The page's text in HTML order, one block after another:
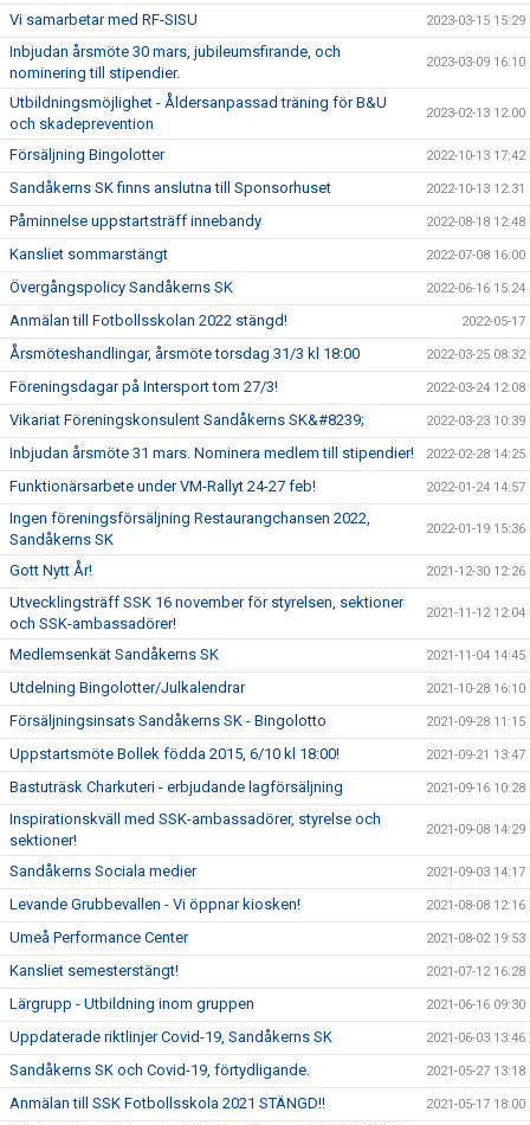
Vi samarbetar med RF-SISU 2023-03-15 15:29
Inbjudan årsmöte 30 mars, jubileumsfirande, och
nominering till stipendier.
2023-03-09 16:10
Utbildningsmöjlighet - Åldersanpassad träning för B&U
och skadeprevention
2023-02-13 12:00
Försäljning Bingolotter 2022-10-13 17:42
Sandåkerns SK finns anslutna till Sponsorhuset 2022-10-13 12:31
Påminnelse uppstartsträff innebandy 2022-08-18 12:48
Kansliet sommarstängt 2022-07-08 16:00
Övergångspolicy Sandåkerns SK 2022-06-16 15:24
Anmälan till Fotbollsskolan 2022 stängd! 2022-05-17
Årsmöteshandlingar, årsmöte torsdag 31/3 kl 18:00 2022-03-25 08:32
Föreningsdagar på Intersport tom 27/3! 2022-03-24 12:08
Vikariat Föreningskonsulent Sandåkerns SK&#8239; 2022-03-23 10:39
Inbjudan årsmöte 31 mars. Nominera medlem till stipendier! 2022-02-28 14:25
Funktionärsarbete under VM-Rallyt 24-27 feb! 2022-01-24 14:57
Ingen föreningsförsäljning Restaurangchansen 2022,
Sandåkerns SK
2022-01-19 15:36
Gott Nytt År! 2021-12-30 12:26
Utvecklingsträff SSK 16 november för styrelsen, sektioner
och SSK-ambassadörer!
2021-11-12 12:04
Medlemsenkät Sandåkerns SK 2021-11-04 14:45
Utdelning Bingolotter/Julkalendrar 2021-10-28 16:10
Försäljningsinsats Sandåkerns SK - Bingolotto 2021-09-28 11:15
Uppstartsmöte Bollek födda 2015, 6/10 kl 18:00! 2021-09-21 13:47
Bastuträsk Charkuteri - erbjudande lagförsäljning 2021-09-16 10:28
Inspirationskväll med SSK-ambassadörer, styrelse och
sektioner!
2021-09-08 14:29
Sandåkerns Sociala medier 2021-09-03 14:17
Levande Grubbevallen - Vi öppnar kiosken! 2021-08-08 12:16
Umeå Performance Center 2021-08-02 19:53
Kansliet semesterstängt! 2021-07-12 16:28
Lärgrupp - Utbildning inom gruppen 2021-06-16 09:30
Uppdaterade riktlinjer Covid-19, Sandåkerns SK 2021-06-03 13:46
Sandåkerns SK och Covid-19, förtydligande. 2021-05-27 13:18
Anmälan till SSK Fotbollsskola 2021 STÄNGD!! 2021-05-17 18:00